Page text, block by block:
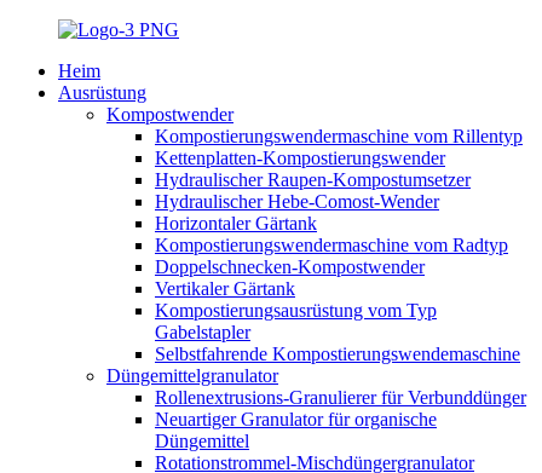
Heim
Ausrüstung
Kompostwender
Kompostierungswendermaschine vom Rillentyp
Kettenplatten-Kompostierungswender
Hydraulischer Raupen-Kompostumsetzer
Hydraulischer Hebe-Comost-Wender
Horizontaler Gärtank
Kompostierungswendermaschine vom Radtyp
Doppelschnecken-Kompostwender
Vertikaler Gärtank
Kompostierungsausrüstung vom Typ
Gabelstapler
Selbstfahrende Kompostierungswendemaschine
Düngemittelgranulator
Rollenextrusions-Granulierer für Verbunddünger
Neuartiger Granulator für organische
Düngemittel
Rotationstrommel-Mischdüngergranulator